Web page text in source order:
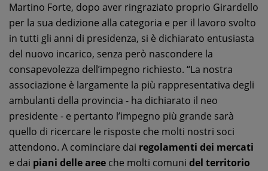
Martino Forte, dopo aver ringraziato proprio Girardello
per la sua dedizione alla categoria e per il lavoro svolto
in tutti gli anni di presidenza, si è dichiarato entusiasta
del nuovo incarico, senza però nascondere la
consapevolezza dell’impegno richiesto. “La nostra
associazione è largamente la più rappresentativa degli
ambulanti della provincia - ha dichiarato il neo
presidente - e pertanto l’impegno più grande sarà
quello di ricercare le risposte che molti nostri soci
attendono. A cominciare dai regolamenti dei mercati
e dai piani delle aree che molti comuni del territorio